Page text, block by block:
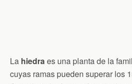
La hiedra es una planta de la
cuyas ramas pueden superar los